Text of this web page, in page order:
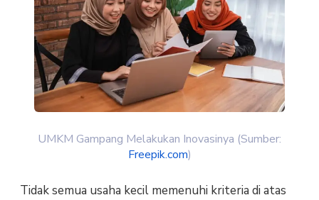
UMKM Gampang Melakukan Inovasinya (Sumber:
Freepik.com)
Tidak semua usaha kecil memenuhi kriteria di atas